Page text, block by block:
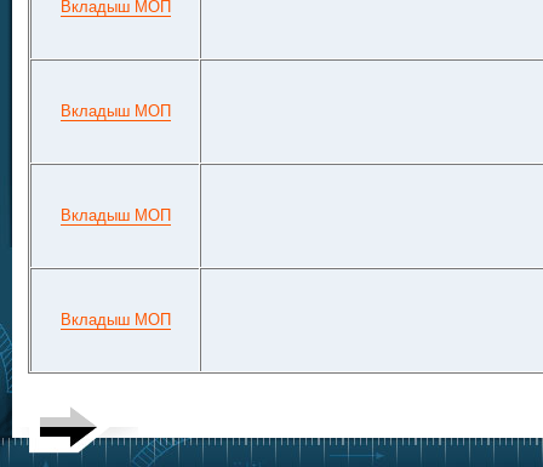
Вкладыш МОП
Вкладыш МОП
Вкладыш МОП
Вкладыш МОП